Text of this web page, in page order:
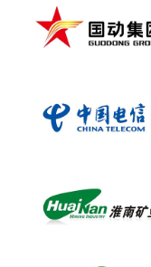
[2026-8-7]惠州
[2026-8-7]广州
[2026-8-7]惠州
[2026-8-7]惠州
[2026-8-7]新
[2026-8-7]厦门
[2026-8-7]郑州
[2026-8-8]贵